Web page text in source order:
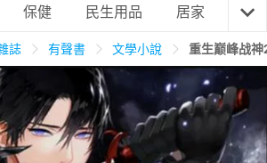
食蛋糕 養生保健 民生用品
保健 民生用品 居家 3C
誌 有聲書 文學小說 重生巅峰战